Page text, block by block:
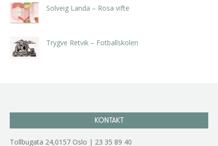
Solveig Landa – Rosa vifte
Trygve Retvik – Fotballskolen
KONTAKT
Tollbugata 24,0157 Oslo | 23 35 89 40